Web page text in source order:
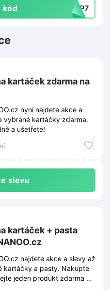
kód KUP7
kartáček zdarma na
nyní najdete akce a
vybrané kartáčky zdarma.
a ušetřete!
slevu
kartáček + pasta
najdete akce a slevy až
kartáčky a pasty. Nakupte
jeden produkt zdarma v